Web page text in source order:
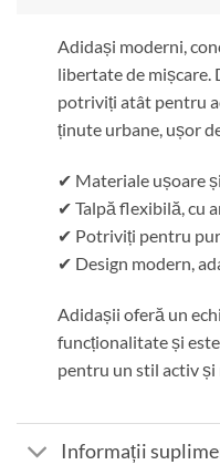
Adidași moderni,
libertate de mișcare.
potriviți atât pentru
ținute urbane, ușor
✔ Materiale ușoare
✔ Talpă flexibilă, cu
✔ Potriviți pentru
✔ Design modern,
Adidașii oferă un
funcționalitate și
pentru un stil activ și
Informații